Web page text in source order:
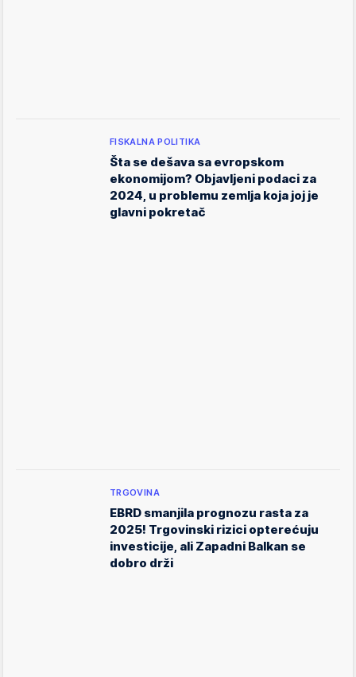
FISKALNA POLITIKA
Šta se dešava sa evropskom
ekonomijom? Objavljeni podaci za
2024, u problemu zemlja koja joj je
glavni pokretač
TRGOVINA
EBRD smanjila prognozu rasta za
2025! Trgovinski rizici opterećuju
investicije, ali Zapadni Balkan se
dobro drži